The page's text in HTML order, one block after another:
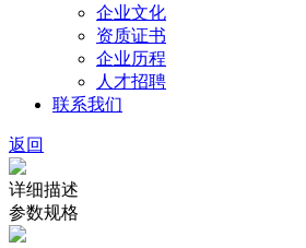
企业文化
资质证书
企业历程
人才招聘
联系我们
返回
详细描述
参数规格